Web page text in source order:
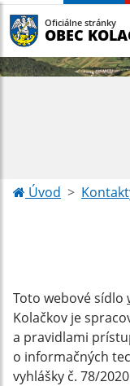
Oficiálne stránky
OBEC
Úvod
Toto webové sídlo
Kolačkov je
a pravidlami
o informačných
vyhlášky č. 78/